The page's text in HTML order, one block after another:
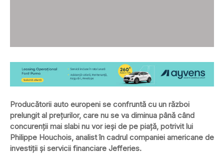
Producătorii auto europeni se confruntă cu un război
prelungit al prețurilor, care nu se va diminua până când
concurenții mai slabi nu vor ieși de pe piață, potrivit lui
Philippe Houchois, analist în cadrul companiei americane de
investiții și servicii financiare Jefferies.